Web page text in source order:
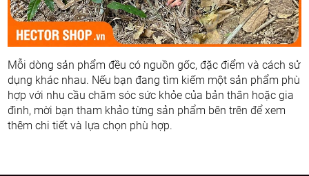
Mỗi dòng sản phẩm đều có nguồn gốc, đặc điểm và cách sử
dụng khác nhau. Nếu bạn đang tìm kiếm một sản phẩm phù
hợp với nhu cầu chăm sóc sức khỏe của bản thân hoặc gia
đình, mời bạn tham khảo từng sản phẩm bên trên để xem
thêm chi tiết và lựa chọn phù hợp.